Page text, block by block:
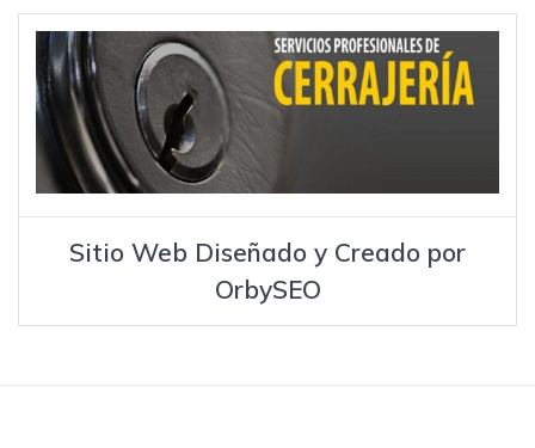
Sitio Web Diseñado y Creado por
OrbySEO